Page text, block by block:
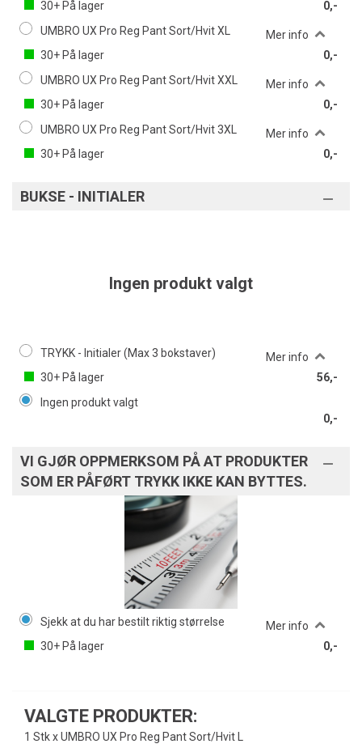
30+ På lager
0,-
UMBRO UX Pro Reg Pant Sort/Hvit XL
Mer info
30+ På lager
0,-
UMBRO UX Pro Reg Pant Sort/Hvit XXL
Mer info
30+ På lager
0,-
UMBRO UX Pro Reg Pant Sort/Hvit 3XL
Mer info
30+ På lager 0,-
BUKSE - INITIALER
Ingen produkt valgt
TRYKK - Initialer (Max 3 bokstaver)
Mer info
30+ På lager
56,-
Ingen produkt valgt
0,-
VI GJØR OPPMERKSOM PÅ AT PRODUKTER
SOM ER PÅFØRT TRYKK IKKE KAN BYTTES.
Sjekk at du har bestilt riktig størrelse
Mer info
30+ På lager 0,-
VALGTE PRODUKTER:
1 Stk x UMBRO UX Pro Reg Pant Sort/Hvit L